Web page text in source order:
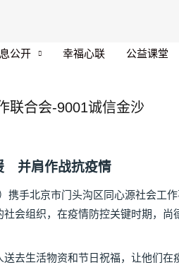
公开 幸福心联 公益课堂
联合会-9001诚信金沙
并肩作战抗疫情
手北京市门头沟区同心源社会工
会组织，在疫情防控关键时期，
生活物资和节日祝福，让他们在